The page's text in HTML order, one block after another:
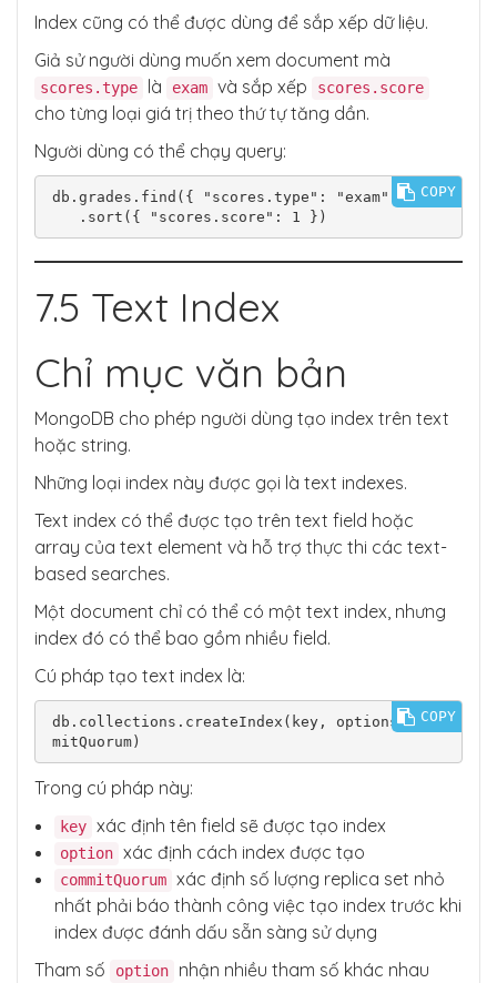
Index cũng có thể được dùng để sắp xếp dữ liệu.
Giả sử người dùng muốn xem document mà
scores.type là exam và sắp xếp scores.score
cho từng loại giá trị theo thứ tự tăng dần.
Người dùng có thể chạy query:
db.grades.find({ "scores.type": "exam" }) COPY
7.5 Text Index
Chỉ mục văn bản
MongoDB cho phép người dùng tạo index trên text
hoặc string.
Những loại index này được gọi là text indexes.
Text index có thể được tạo trên text field hoặc
array của text element và hỗ trợ thực thi các text-
based searches.
Một document chỉ có thể có một text index, nhưng
index đó có thể bao gồm nhiều field.
Cú pháp tạo text index là:
db.collections.createIndex(key, options, com
COPY
Trong cú pháp này:
key xác định tên field sẽ được tạo index
option xác định cách index được tạo
commitQuorum xác định số lượng replica set nhỏ
nhất phải báo thành công việc tạo index trước khi
index được đánh dấu sẵn sàng sử dụng
Tham số
option
nhận nhiều tham số khác nhau